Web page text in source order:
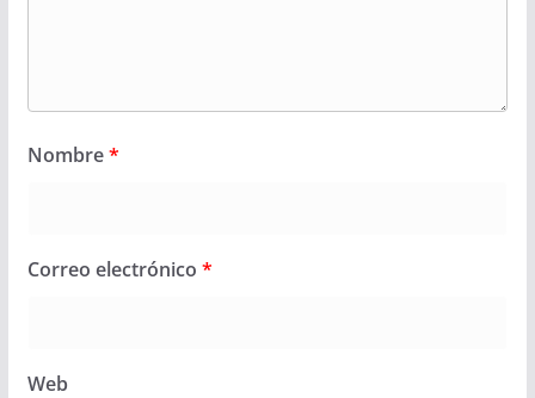
Nombre*
Correo electrónico *
Web